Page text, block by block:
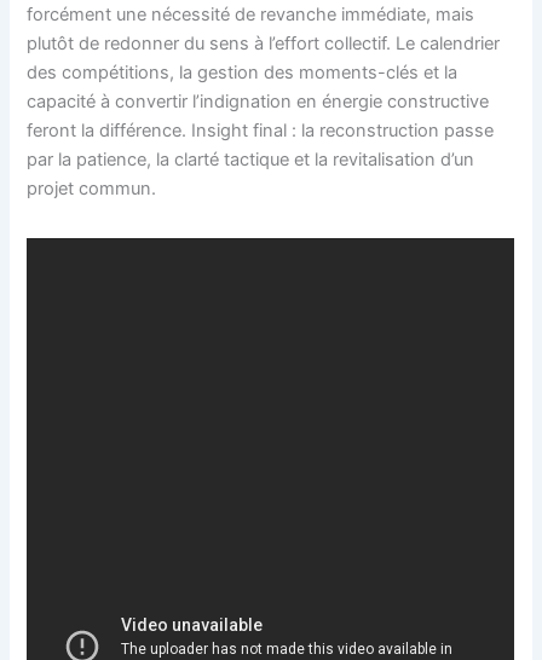
forcément une nécessité de revanche immédiate, mais
plutôt de redonner du sens à l’effort collectif. Le calendrier
des compétitions, la gestion des moments-clés et la
capacité à convertir l’indignation en énergie constructive
feront la différence. Insight final : la reconstruction passe
par la patience, la clarté tactique et la revitalisation d’un
projet commun.